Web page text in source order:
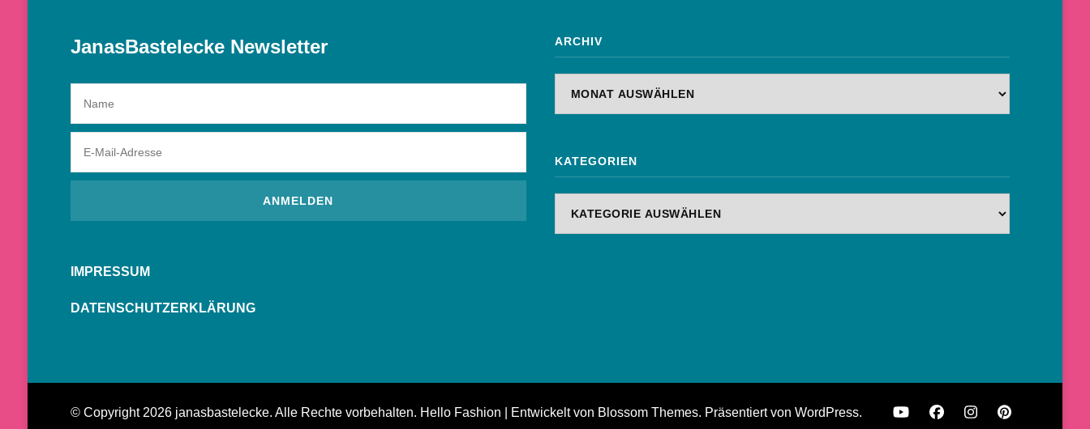
JanasBastelecke Newsletter
IMPRESSUM
DATENSCHUTZERKLÄRUNG
ARCHIV
KATEGORIEN
© Copyright 2026 janasbastelecke. Alle Rechte vorbehalten. Hello Fashion | Entwickelt von Blossom Themes. Präsentiert von WordPress.